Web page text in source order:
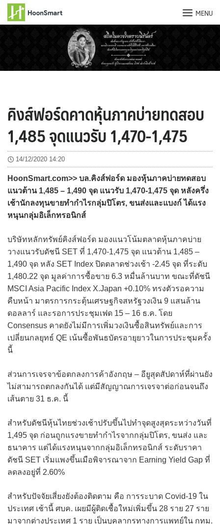
MENU
คิงส์ฟอร์ดคาดหุ้นภาคบ่ายทดสอบ
1,485 จุดแนวรับ 1,470-1,475
14/12/2020 14:20
HoonSmart.com>> บล.คิงส์ฟอร์ด มองหุ้นภาคบ่ายทดสอบ
แนวต้าน 1,485 – 1,490 จุด แนวรับ 1,470-1,475 จุด หลังครึ่ง
เช้านักลงทุนขายทำกำไรกลุ่มปิโตร, ขนส่งและแบงก์ ได้แรง
หนุนกลุ่มอิเล็กทรอนิกส์
บริษัทหลักทรัพย์คิงส์ฟอร์ด มองแนวโน้มตลาดหุ้นภาคบ่าย
วางแนวรับดัชนี SET ที่ 1,470-1,475 จุด แนวต้าน 1,485 –
1,490 จุด หลัง SET Index ปิดตลาดช่วงเช้า -2.45 จุด ที่ระดับ
1,480.22 จุด มูลค่าการซื้อขาย 6.3 หมื่นล้านบาท ขณะที่ดัชนี
MSCI Asia Pacific Index X.Japan +0.10% ทรงตัวรอความ
คืบหน้า มาตรการกระตุ้นเศรษฐกิจสหรัฐวงเงิน 9 แสนล้าน
ดอลลาร์ และรอการประชุมเฟด 15 – 16 ธ.ค. โดย
Consensus คาดยังไม่มีการเพิ่มวงเงินซื้อสินทรัพย์และการ
เปลี่ยนกลยุทธ์ QE เน้นซื้อพันธบัตรอายุยาวในการประชุมครั้ง
นี้
ส่วนการเจรจาข้อตกลงการค้าอังกฤษ – อียูสุดสัปดาห์ที่ผ่านยัง
ไม่สามารถตกลงกันได้ แต่มีสัญญาณการเจรจาต่อก่อนจนถึง
เส้นตาย 31 ธ.ค. นี้
สำหรับดัชนีหุ้นไทยช่วงเช้าปรับขึ้นไปทำจุดสูงสุดระหว่างวันที่
1,495 จุด ก่อนถูกแรงขายทำกำไรจากกลุ่มปิโตร, ขนส่ง และ
ธนาคาร แต่ได้แรงหนุนจากกลุ่มอิเล็กทรอนิกส์ ระดับราคา
ดัชนี SET เริ่มแพงขึ้นเมือพิจารณาจาก Earning Yield Gap ที่
ลดลงอยู่ที่ 2.60%
สำหรับปัจจัยเสี่ยงยังต้องติดตาม คือ การระบาด Covid-19 ใน
ประเทศ เช้านี้ ศบค. เผยมีผู้ติดเชื้อใหม่เพิ่มขึ้น 28 ราย 27 ราย
มาจากต่างประเทศ 1 ราย เป็นบุคลากรทางการแพทย์ใน กทม.